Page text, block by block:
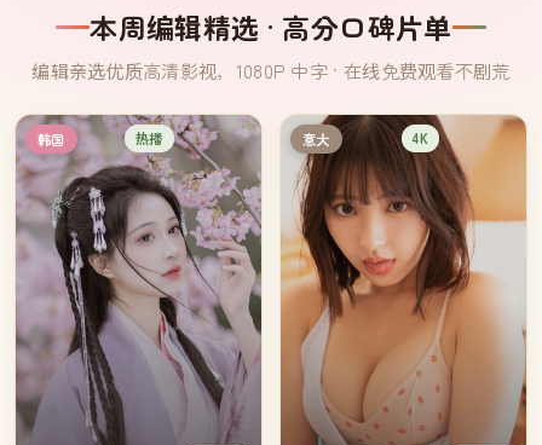
本周编辑精选 · 高分口碑片单
编辑亲选优质高清影视，1080P 中字 · 在线免费观看不剧荒
韩国 热播 意大 4K